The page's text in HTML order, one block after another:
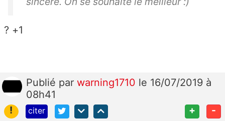
? +1
Publié par warning1710 le 16/07/2019 à
08h41
!
citer + -